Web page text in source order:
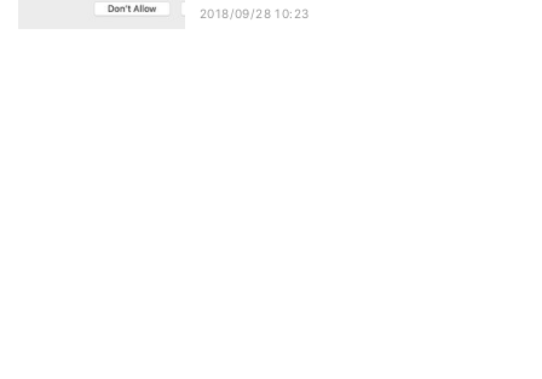
2018/09/28 10:23